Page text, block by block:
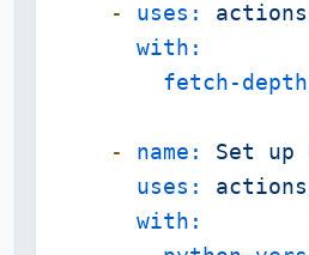
-
uses:
with:
fetch-
- name: Set up
uses:
with: